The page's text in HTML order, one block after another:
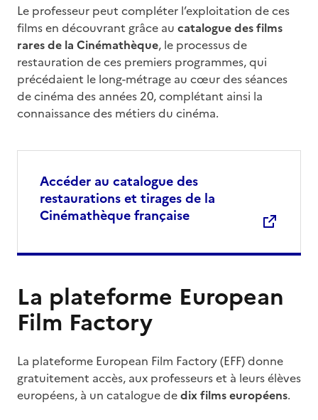
Le professeur peut compléter l’exploitation de ces
films en découvrant grâce au catalogue des films
rares de la Cinémathèque, le processus de
restauration de ces premiers programmes, qui
précédaient le long-métrage au cœur des séances
de cinéma des années 20, complétant ainsi la
connaissance des métiers du cinéma.
Accéder au catalogue des
restaurations et tirages de la
Cinémathèque française
La plateforme European
Film Factory
La plateforme European Film Factory (EFF) donne
gratuitement accès, aux professeurs et à leurs élèves
européens, à un catalogue dedix films européens.